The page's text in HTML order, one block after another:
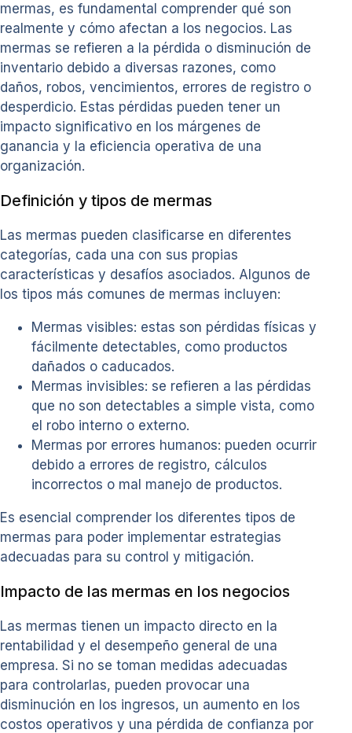
mermas, es fundamental comprender qué son
realmente y cómo afectan a los negocios. Las
mermas se refieren a la pérdida o disminución de
inventario debido a diversas razones, como
daños, robos, vencimientos, errores de registro o
desperdicio. Estas pérdidas pueden tener un
impacto significativo en los márgenes de
ganancia y la eficiencia operativa de una
organización.
Definición y tipos de mermas
Las mermas pueden clasificarse en diferentes
categorías, cada una con sus propias
características y desafíos asociados. Algunos de
los tipos más comunes de mermas incluyen:
Mermas visibles: estas son pérdidas físicas y
fácilmente detectables, como productos
dañados o caducados.
Mermas invisibles: se refieren a las pérdidas
que no son detectables a simple vista, como
el robo interno o externo.
Mermas por errores humanos: pueden ocurrir
debido a errores de registro, cálculos
incorrectos o mal manejo de productos.
Es esencial comprender los diferentes tipos de
mermas para poder implementar estrategias
adecuadas para su control y mitigación.
Impacto de las mermas en los negocios
Las mermas tienen un impacto directo en la
rentabilidad y el desempeño general de una
empresa. Si no se toman medidas adecuadas
para controlarlas, pueden provocar una
disminución en los ingresos, un aumento en los
costos operativos y una pérdida de confianza por